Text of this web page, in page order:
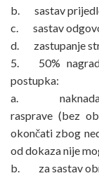
b. sastav
c. sastav
d. zastupanje
5. 50% nagrade
postupka:
a. naknada za
rasprave (bez
okončati zbog
od dokaza nije
b. za sastav